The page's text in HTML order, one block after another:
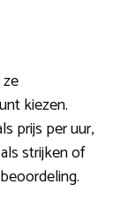
kiezen.
prijs per uur,
strijken of